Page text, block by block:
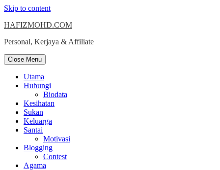
Skip to content
HAFIZMOHD.COM
Personal, Kerjaya & Affiliate
Close Menu
Utama
Hubungi
Biodata
Kesihatan
Sukan
Keluarga
Santai
Motivasi
Blogging
Contest
Agama